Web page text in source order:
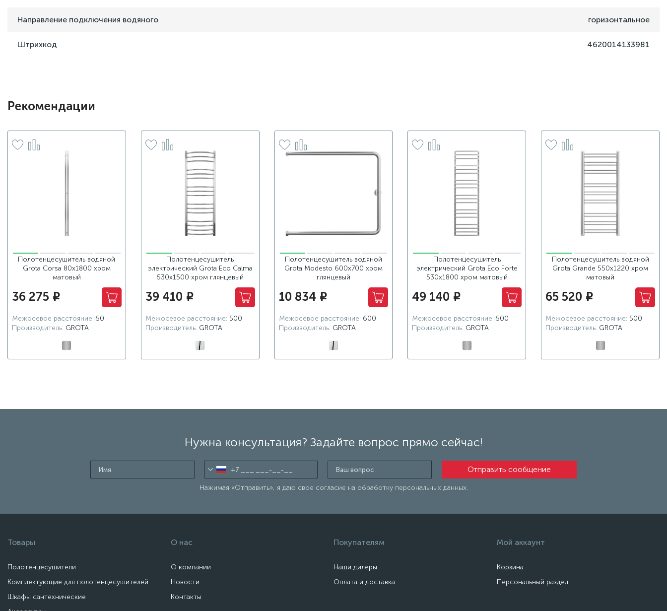
Направление подключения водяного горизонтальное
Штрихкод 4620014133981
Рекомендации
Полотенцесушитель водяной
Grota Corsa 80х1800 хром
матовый
36 275 i
Межосевое расстояние: 50
Производитель: GROTA
Полотенцесушитель
электрический Grota Eco Calma
530x1500 хром глянцевый
39 410 i
Межосевое расстояние: 500
Производитель: GROTA
Полотенцесушитель водяной
Grota Modesto 600x700 хром
глянцевый
10 834 i
Межосевое расстояние: 600
Производитель: GROTA
Полотенцесушитель
электрический Grota Eco Forte
530x1800 хром матовый
49 140 i
Межосевое расстояние: 500
Производитель: GROTA
Полотенцесушитель водяной
Grota Grande 550x1220 хром
матовый
65 520 i
Межосевое расстояние: 500
Производитель: GROTA
Нужна консультация? Задайте вопрос прямо сейчас!
Нажимая «Отправить», я даю свое согласие на обработку персональных данных.
Товары
Полотенцесушители
Комплектующие для полотенцесушителей
Шкафы сантехнические
О нас
О компании
Новости
Контакты
Покупателям
Наши дилеры
Оплата и доставка
Мой аккаунт
Корзина
Персональный раздел